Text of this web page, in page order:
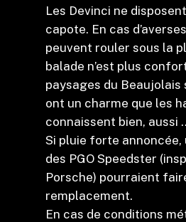
Les Devinci ne
capote. En cas
peuvent rouler sous la
balade n’est plus
paysages du Beaujolais
ont un charme que les
connaissent bien, aussi
Si pluie forte annoncée,
des PGO Speedster
Porsche) pourraient
remplacement.
En cas de conditions